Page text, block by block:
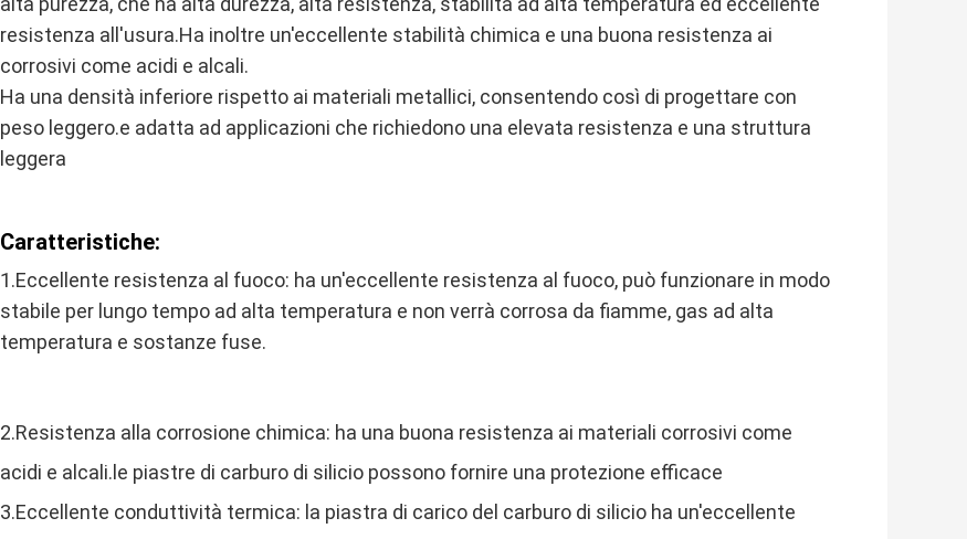
resistenza all'usura.Ha inoltre un'eccellente stabilità chimica e una buona resistenza ai
corrosivi come acidi e alcali.
Ha una densità inferiore rispetto ai materiali metallici, consentendo così di progettare con
peso leggero.e adatta ad applicazioni che richiedono una elevata resistenza e una struttura
leggera
Caratteristiche:
1.Eccellente resistenza al fuoco: ha un'eccellente resistenza al fuoco, può funzionare in modo
stabile per lungo tempo ad alta temperatura e non verrà corrosa da fiamme, gas ad alta
temperatura e sostanze fuse.
2.Resistenza alla corrosione chimica: ha una buona resistenza ai materiali corrosivi come
acidi e alcali.le piastre di carburo di silicio possono fornire una protezione efficace
3.Eccellente conduttività termica: la piastra di carico del carburo di silicio ha un'eccellente